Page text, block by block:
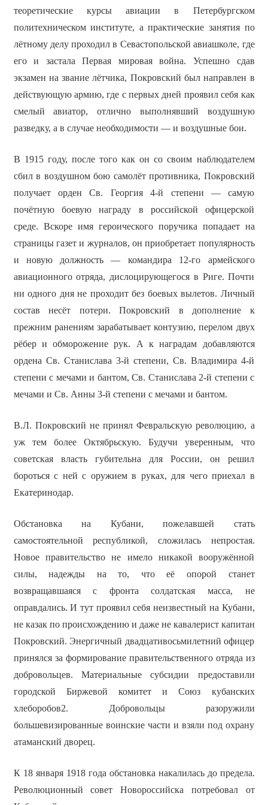
теоретические курсы авиации в Петербургском
политехническом институте, а практические занятия по
лётному делу проходил в Севастопольской авиашколе, где
его и застала Первая мировая война. Успешно сдав
экзамен на звание лётчика, Покровский был направлен в
действующую армию, где с первых дней проявил себя как
смелый авиатор, отлично выполнявший воздушную
разведку, а в случае необходимости — и воздушные бои.
В 1915 году, после того как он со своим наблюдателем
сбил в воздушном бою самолёт противника, Покровский
получает орден Св. Георгия 4-й степени — самую
почётную боевую награду в российской офицерской
среде. Вскоре имя героического поручика попадает на
страницы газет и журналов, он приобретает популярность
и новую должность — командира 12-го армейского
авиационного отряда, дислоцирующегося в Риге. Почти
ни одного дня не проходит без боевых вылетов. Личный
состав несёт потери. Покровский в дополнение к
прежним ранениям зарабатывает контузию, перелом двух
рёбер и обморожение рук. А к наградам добавляются
ордена Св. Станислава 3-й степени, Св. Владимира 4-й
степени с мечами и бантом, Св. Станислава 2-й степени с
мечами и Св. Анны 3-й степени с мечами и бантом.
В.Л. Покровский не принял Февральскую революцию, а
уж тем более Октябрьскую. Будучи уверенным, что
советская власть губительна для России, он решил
бороться с ней с оружием в руках, для чего приехал в
Екатеринодар.
Обстановка на Кубани, пожелавшей стать
самостоятельной республикой, сложилась непростая.
Новое правительство не имело никакой вооружённой
силы, надежды на то, что её опорой станет
возвращавшаяся с фронта солдатская масса, не
оправдались. И тут проявил себя неизвестный на Кубани,
не казак по происхождению и даже не кавалерист капитан
Покровский. Энергичный двадцативосьмилетний офицер
принялся за формирование правительственного отряда из
добровольцев. Материальные субсидии предоставили
городской Биржевой комитет и Союз кубанских
хлеборобов2. Добровольцы разоружили
большевизированные воинские части и взяли под охрану
атаманский дворец.
К 18 января 1918 года обстановка накалилась до предела.
Революционный совет Новороссийска потребовал от